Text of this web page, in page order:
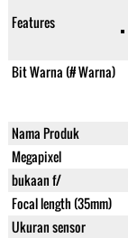
Features
Bit Warna (# Warna)
Nama Produk
Megapixel
bukaan f/
Focal length (35mm)
Ukuran sensor